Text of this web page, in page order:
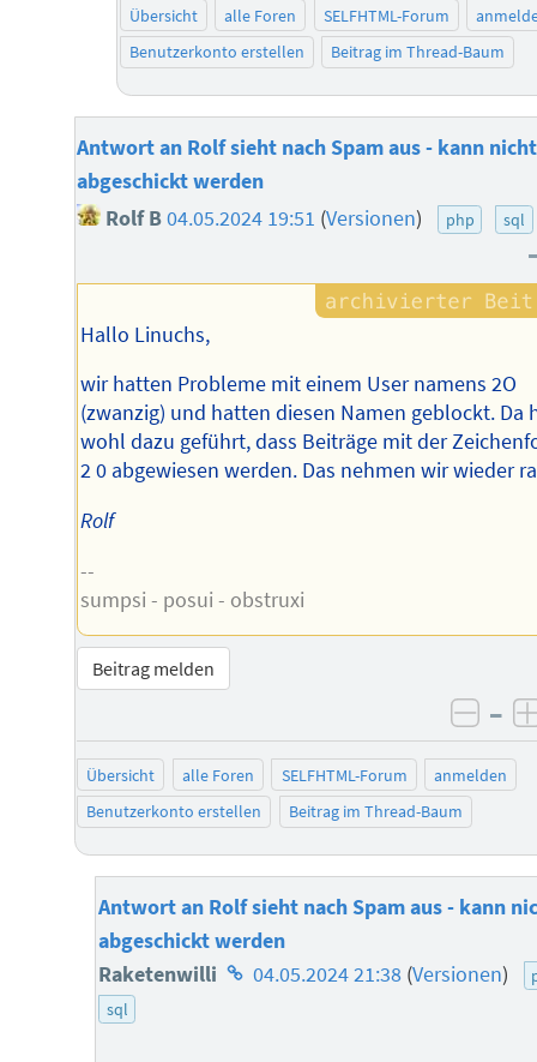
Übersicht alle Foren SELFHTML-Forum
Benutzerkonto erstellen
Beitrag im Thread-Baum
Antwort an Rolf sieht nach Spam aus - kann nicht
abgeschickt werden
Rolf B04.05.2024 19:51 (Versionen) php sql
Hallo Linuchs,
wir hatten Probleme mit einem User namens 2O
(zwanzig) und hatten diesen Namen geblockt. Da
wohl dazu geführt, dass Beiträge mit der
2 0 abgewiesen werden. Das nehmen wir wieder
Rolf
--
sumpsi - posui - obstruxi
Beitrag melden
–
Übersicht alle Foren SELFHTML-Forum
anmelden
Benutzerkonto erstellen
Beitrag im Thread-Baum
Antwort an Rolf sieht nach Spam aus - kann
abgeschickt werden
Raketenwilli Homepage
04.05.2024 21:38 (Versionen)
sql